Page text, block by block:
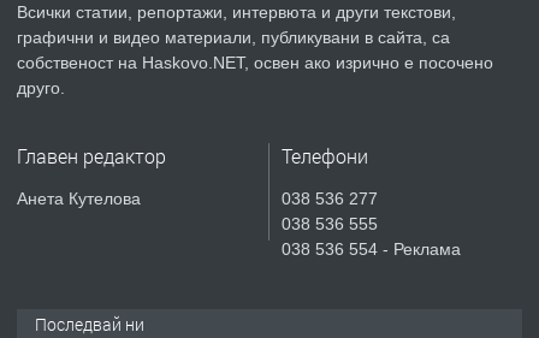
преди 4 дни
ПРЕДЛАГА
Продавам парцел в гр. Хасково кв.
СГЛОБЯВАНЕ НА МЕБЕЛИ.
Всички статии, репортажи, интервюта и други текстови,
графични и видео материали, публикувани в сайта, са
собственост на Haskovo.NET, освен ако изрично е посочено
друго.
Главен редактор
Анета Кутелова
Телефони
038 536 277
038 536 555
038 536 554 - Реклама
Последвай ни